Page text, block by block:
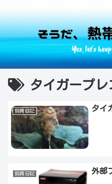
タイガープレ
飼育日記 タイ
飼育日記 外部